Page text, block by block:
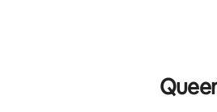
a máquina de lavar loiça. -
Estacionamento fora da